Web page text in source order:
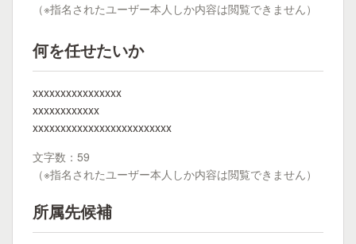
（※指名されたユーザー本人しか内容は閲覧できません）
何を任せたいか
xxxxxxxxxxxxxxxx
xxxxxxxxxxxx
xxxxxxxxxxxxxxxxxxxxxxxxx
文字数：59
（※指名されたユーザー本人しか内容は閲覧できません）
所属先候補